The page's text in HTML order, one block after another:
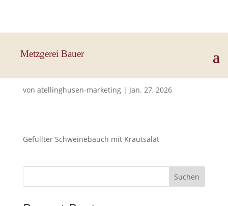
Metzgerei Bauer
von atellinghusen-marketing| Jan. 27, 2026
Gefüllter Schweinebauch mit Krautsalat
Suchen